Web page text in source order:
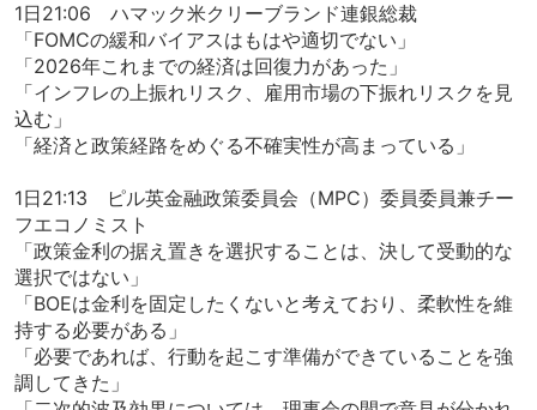
1日21:06 ハマック米クリーブランド連銀総裁
「FOMCの緩和バイアスはもはや適切でない」
「2026年これまでの経済は回復力があった」
「インフレの上振れリスク、雇用市場の下振れリスクを見
込む」
「経済と政策経路をめぐる不確実性が高まっている」
1日21:13 ピル英金融政策委員会（MPC）委員委員兼チー
フエコノミスト
「政策金利の据え置きを選択することは、決して受動的な
選択ではない」
「BOEは金利を固定したくないと考えており、柔軟性を維
持する必要がある」
「必要であれば、行動を起こす準備ができていることを強
調してきた」